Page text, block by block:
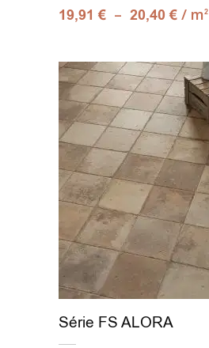
19,91€ – 20,40€ / m2
Série FS ALORA